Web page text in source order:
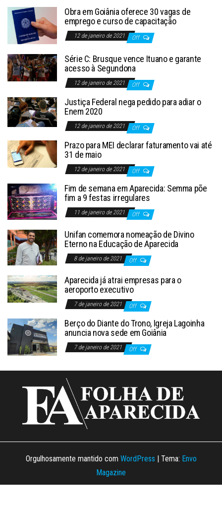
Obra em Goiânia oferece 30 vagas de
emprego e curso de capacitação
12 de janeiro de 2021 Off
Série C: Brusque vence Ituano e garante
acesso à Segundona
12 de janeiro de 2021 Off
Justiça Federal nega pedido para adiar o
Enem 2020
12 de janeiro de 2021 Off
Prazo para MEI declarar faturamento vai até
31 de maio
12 de janeiro de 2021 Off
Fim de semana em Aparecida: Semma põe
fim a 9 festas irregulares
11 de janeiro de 2021 Off
Unifan comemora nomeação de Divino
Eterno na Educação de Aparecida
8 de janeiro de 2021 Off
Aparecida já atrai empresas para o
aeroporto executivo
7 de janeiro de 2021 Off
Berço do Diante do Trono, Igreja Lagoinha
anuncia nova sede em Goiânia
7 de janeiro de 2021 Off
Orgulhosamente mantido com WordPress | Tema: Envo
Magazine